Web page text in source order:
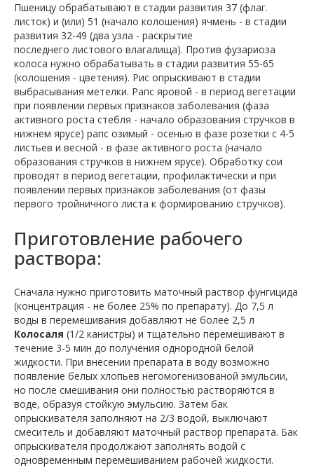
Пшеницу обрабатывают в стадии развития 37 (флаг.
листок) и (или) 51 (начало колошения) ячмень - в стадии
развития 32-49 (два узла - раскрытие
последнего листового влагалища). Против фузариоза
колоса нужно обрабатывать в стадии развития 55-65
(колошения - цветения). Рис опрыскивают в стадии
выбрасывания метелки. Рапс яровой - в период вегетации
при появлении первых признаков заболевания (фаза
активного роста стебля - начало образования стручков в
нижнем ярусе) рапс озимый - осенью в фазе розетки с 4-5
листьев и весной - в фазе активного роста (начало
образования стручков в нижнем ярусе). Обработку сои
проводят в период вегетации, профилактически и при
появлении первых признаков заболевания (от фазы
первого тройничного листа к формированию стручков).
Приготовление рабочего
раствора:
Сначала нужно приготовить маточный раствор фунгицида
(концентрация - не более 25% по препарату). До 7,5 л
воды в перемешивания добавляют не более 2,5 л
Колосаля (1/2 канистры) и тщательно перемешивают в
течение 3-5 мин до получения однородной белой
жидкости. При внесении препарата в воду возможно
появление белых хлопьев негомогенизованой эмульсии,
но после смешивания они полностью растворяются в
воде, образуя стойкую эмульсию. Затем бак
опрыскивателя заполняют на 2/3 водой, выключают
смеситель и добавляют маточный раствор препарата. Бак
опрыскивателя продолжают заполнять водой с
одновременным перемешиванием рабочей жидкости.